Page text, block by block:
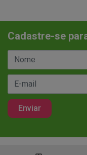
Cadastre-se